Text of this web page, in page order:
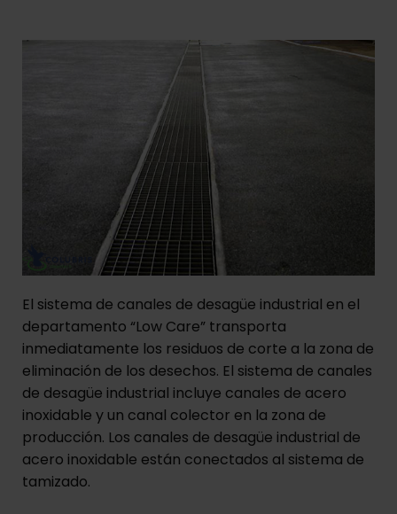
El sistema de canales de desagüe industrial en el
departamento “Low Care” transporta
inmediatamente los residuos de corte a la zona de
eliminación de los desechos. El sistema de canales
de desagüe industrial incluye canales de acero
inoxidable y un canal colector en la zona de
producción. Los canales de desagüe industrial de
acero inoxidable están conectados al sistema de
tamizado.